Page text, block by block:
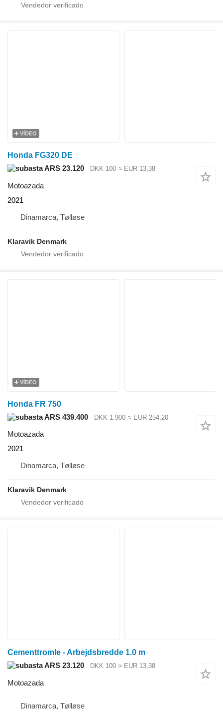
VÍDEO
Honda FG320 DE
ARS 23.120
DKK 100 ≈ EUR 13,38
Motoazada
2021
Dinamarca, Tølløse
Klaravik Denmark
VÍDEO
Honda FR 750
ARS 439.400
DKK 1.900 ≈ EUR 254,20
Motoazada
2021
Dinamarca, Tølløse
Klaravik Denmark
Cementtromle - Arbejdsbredde 1.0 m
ARS 23.120
DKK 100 ≈ EUR 13,38
Motoazada
Dinamarca, Tølløse